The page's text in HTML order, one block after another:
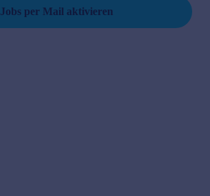
Jobs per Mail aktivieren